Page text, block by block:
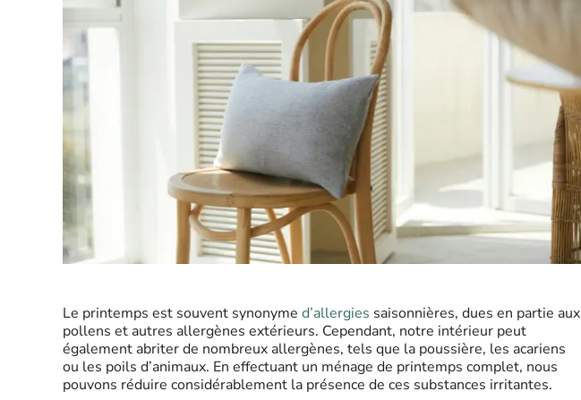
Le printemps est souvent synonyme d’allergies saisonnières, dues en partie aux
pollens et autres allergènes extérieurs. Cependant, notre intérieur peut
également abriter de nombreux allergènes, tels que la poussière, les acariens
ou les poils d’animaux. En effectuant un ménage de printemps complet, nous
pouvons réduire considérablement la présence de ces substances irritantes.